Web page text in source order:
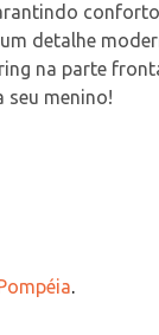
detalhe
na parte
seu menino!
.